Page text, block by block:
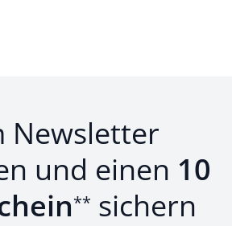
Newsletter
und einen 10
** sichern